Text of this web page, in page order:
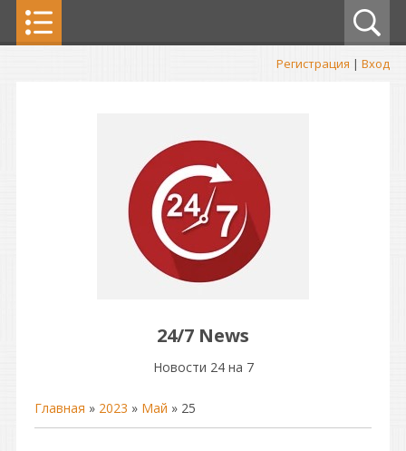
Регистрация | Вход
24/7 News
Новости 24 на 7
Главная » 2023 » Май » 25